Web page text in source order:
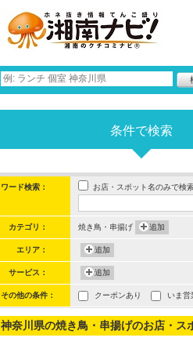
条件で検索
ワード検索： お店・スポット名のみで検
カテゴリ： 焼き鳥・串揚げ 追加
エリア： 追加
サービス： 追加
その他の条件： クーポンあり いま営
神奈川県の焼き鳥・串揚げのお店・ス